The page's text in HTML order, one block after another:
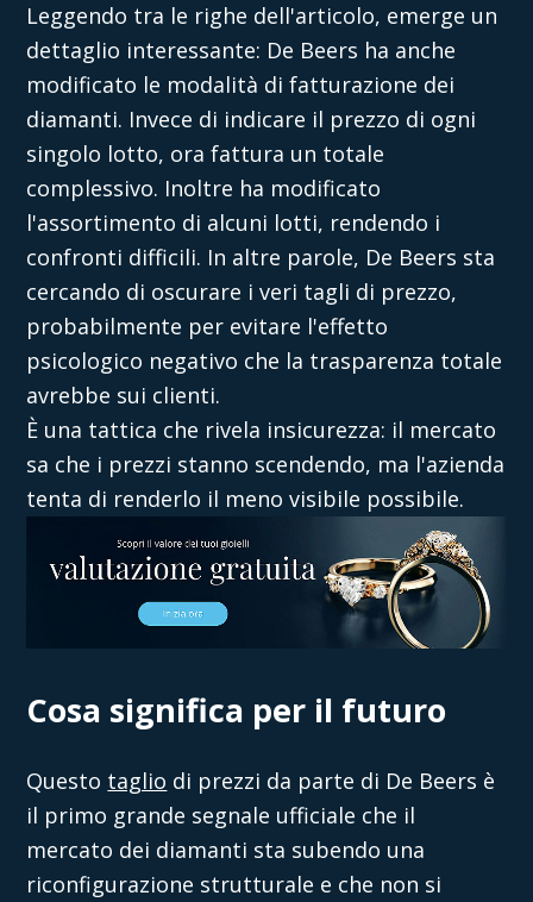
Leggendo tra le righe dell'articolo, emerge un
dettaglio interessante: De Beers ha anche
modificato le modalità di fatturazione dei
diamanti. Invece di indicare il prezzo di ogni
singolo lotto, ora fattura un totale
complessivo. Inoltre ha modificato
l'assortimento di alcuni lotti, rendendo i
confronti difficili. In altre parole, De Beers sta
cercando di oscurare i veri tagli di prezzo,
probabilmente per evitare l'effetto
psicologico negativo che la trasparenza totale
avrebbe sui clienti.
È una tattica che rivela insicurezza: il mercato
sa che i prezzi stanno scendendo, ma l'azienda
tenta di renderlo il meno visibile possibile.
Cosa significa per il futuro
Questo taglio di prezzi da parte di De Beers è
il primo grande segnale ufficiale che il
mercato dei diamanti sta subendo una
riconfigurazione strutturale e che non si